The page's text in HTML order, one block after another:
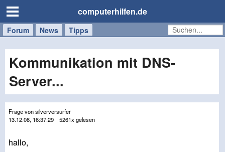
computerhilfen.de
Forum News Tipps
Handy
Tablet
Windows
Mac
Kommunikation mit DNS-
Server...
Frage von silverversurfer
13.12.08, 16:37:29 | 5261x gelesen
hallo,